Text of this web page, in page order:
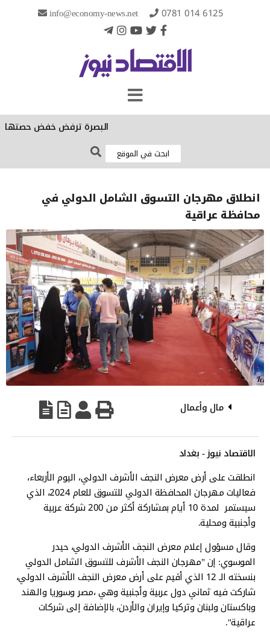
info@economy-news.net 0781 014 6125
البصرة ترفض خفض حصتها
انطلاق مهرجان التسوق الشامل الدولي في
محافظة عراقية
مال وأعمال
الاقتصاد نيوز - بغداد
انطلقت على أرض معرض النجف الأشرف الدولي، اليوم الأربعاء،
فعاليات مهرجان المحافظة الدولي للتسوق للعام 2024، الذي
سيستمر لمدة 10 أيام بمشاركة أكثر من 200 شركة عربية
وأجنبية ومحلية.
وقال مسؤول إعلام معرض النجف الأشرف الدولي، حيدر
الموسوي: إن "مهرجان النجف الأشرف للتسوق الشامل الدولي
بنسخته الـ 12 الذي أقيم على أرض معرض النجف الأشرف الدولي،
شاركت فيه ثماني دول عربية وأجنبية وهي ،مصر وسوريا والهند
وباكستان ولبنان وتركيا وإيران والأردن، بالإضافة إلى شركات
عراقية".